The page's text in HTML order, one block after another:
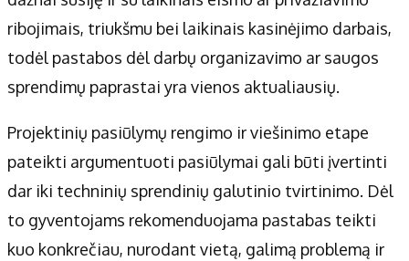
ribojimais, triukšmu bei laikinais kasinėjimo darbais,
todėl pastabos dėl darbų organizavimo ar saugos
sprendimų paprastai yra vienos aktualiausių.
Projektinių pasiūlymų rengimo ir viešinimo etape
pateikti argumentuoti pasiūlymai gali būti įvertinti
dar iki techninių sprendinių galutinio tvirtinimo. Dėl
to gyventojams rekomenduojama pastabas teikti
kuo konkrečiau, nurodant vietą, galimą problemą ir